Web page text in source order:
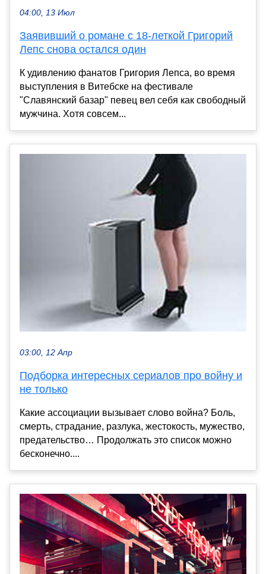
04:00, 13 Июл
Заявивший о романе с 18-леткой Григорий
Лепс снова остался один
К удивлению фанатов Григория Лепса, во время
выступления в Витебске на фестивале
"Славянский базар" певец вел себя как свободный
мужчина. Хотя совсем...
03:00, 12 Апр
Подборка интересных сериалов про войну и
не только
Какие ассоциации вызывает слово война? Боль,
смерть, страдание, разлука, жестокость, мужество,
предательство… Продолжать это список можно
бесконечно....